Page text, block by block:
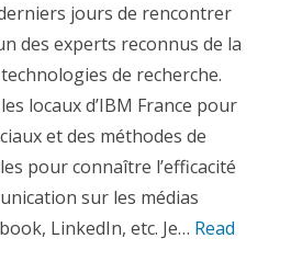
derniers jours de rencontrer
des experts reconnus de la
de recherche.
locaux d’IBM France pour
et des méthodes de
pour connaître l’efficacité
sur les médias
LinkedIn, etc. Je… Read